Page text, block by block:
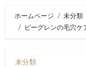
ホームページ
未分類
ビーグレンの毛穴ケ
未分類